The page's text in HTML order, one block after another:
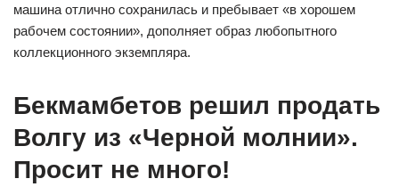
машина отлично сохранилась и пребывает «в хорошем
рабочем состоянии», дополняет образ любопытного
коллекционного экземпляра.
Бекмамбетов решил продать
Волгу из «Черной молнии».
Просит не много!